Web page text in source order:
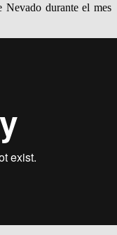
durante el mes